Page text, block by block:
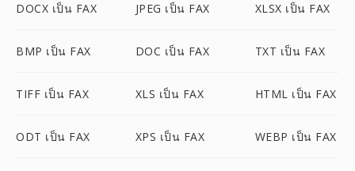
DOCX เป็น FAX JPEG เป็น FAX XLSX เป็น FAX
BMP เป็น FAX DOC เป็น FAX TXT เป็น FAX
TIFF เป็น FAX XLS เป็น FAX HTML เป็น FAX
ODT เป็น FAX XPS เป็น FAX WEBP เป็น FAX